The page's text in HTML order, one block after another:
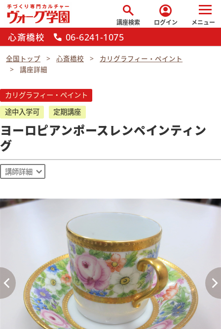
search
講座検索
account_circle
ログイン メニュー
心斎橋校 call 06-6241-1075
全国トップ 心斎橋校
カリグラフィー・ペイント
講座詳細
カリグラフィー・ペイント
途中入学可
定期講座
ヨーロピアンポースレンペインティン
グ
講師詳細